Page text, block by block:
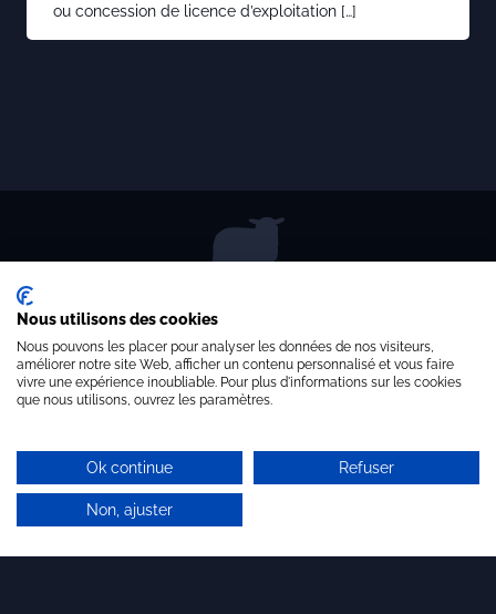
Nos valeurs
Incubateurs & pépinières
Pôles de compétitivité,
Clusters, Institutionnels
ETI – Grands comptes
Quelques références…
ou concession de licence d’exploitation […]
Architecte de l’innovation
Nous utilisons des cookies
Nous pouvons les placer pour analyser les données de nos visiteurs,
améliorer notre site Web, afficher un contenu personnalisé et vous faire
vivre une expérience inoubliable. Pour plus d'informations sur les cookies
que nous utilisons, ouvrez les paramètres.
Ok continue Refuser
Non, ajuster